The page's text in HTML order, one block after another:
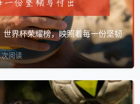
世界杯荣耀榜，映照着每一份坚韧
阅读